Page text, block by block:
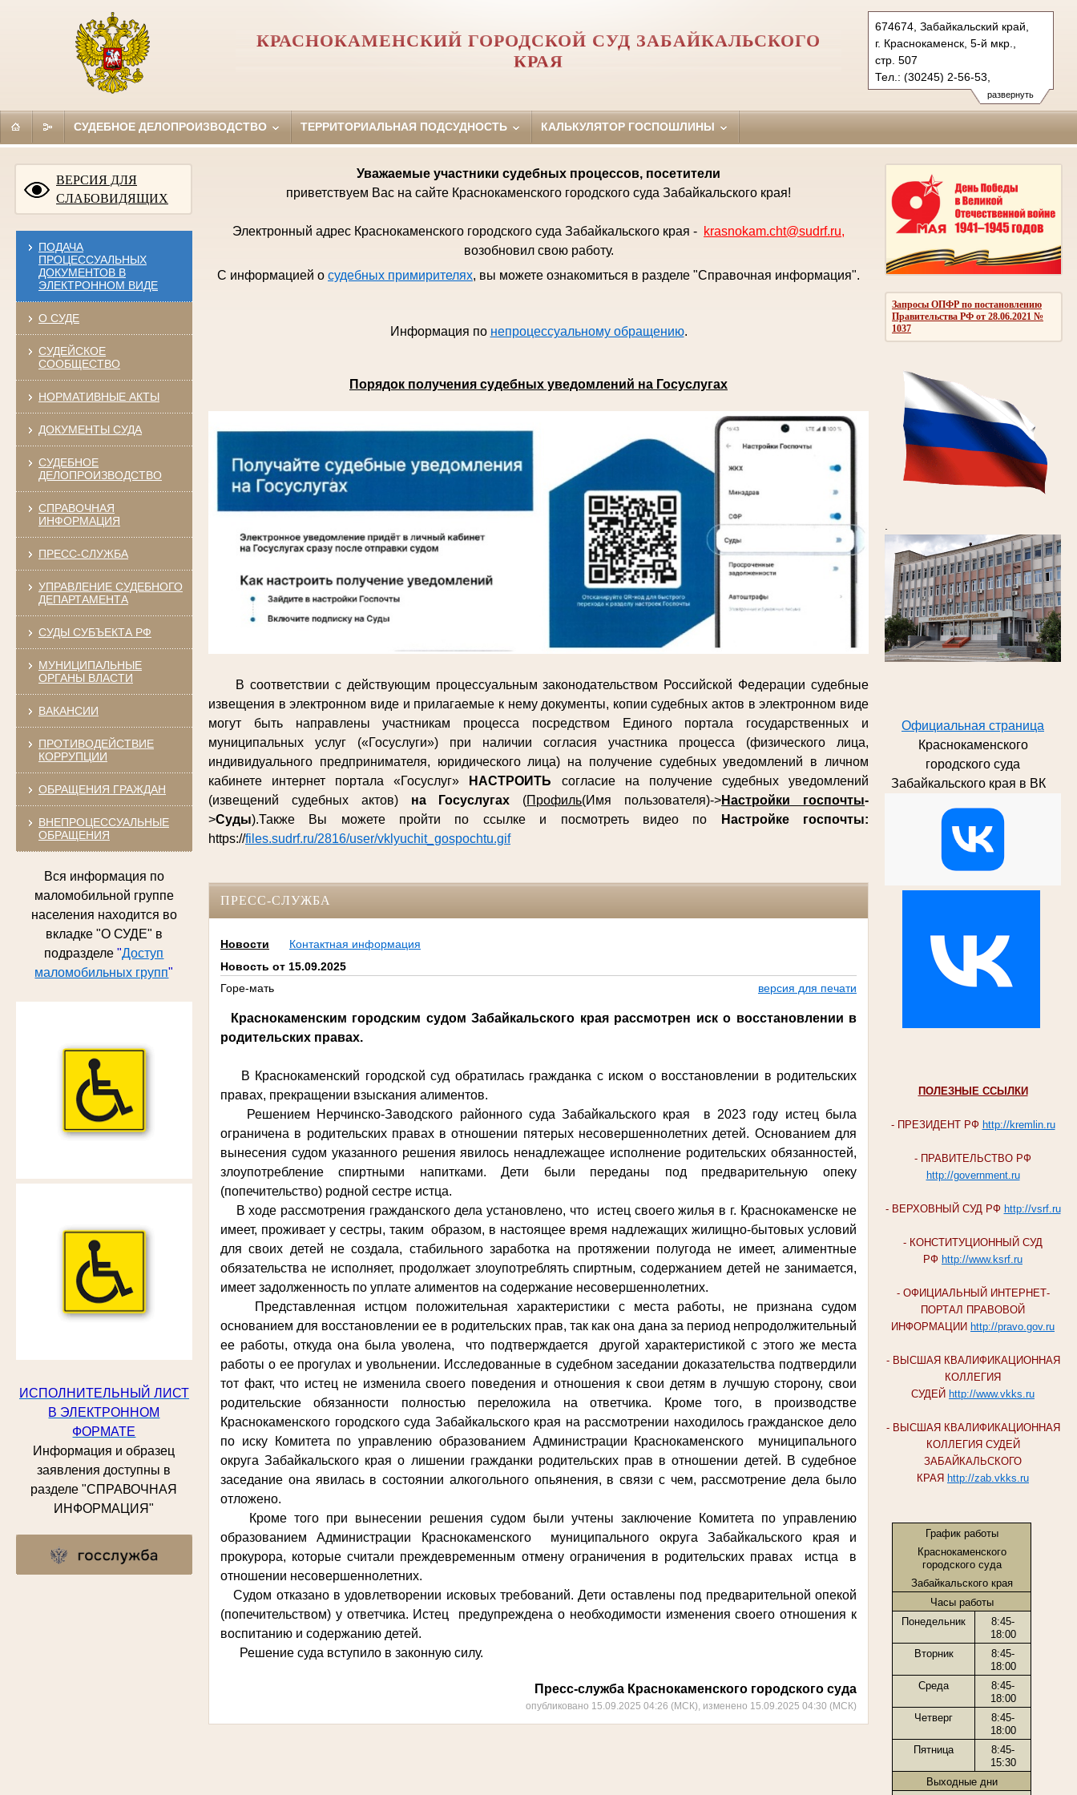
развернуть
674674, Забайкальский край,
г. Краснокаменск, 5-й мкр.,
стр. 507
Тел.: (30245) 2-56-53,
(3022) 23-83-71 (ф.)
krasnokam.cht@sudrf.ru
КРАСНОКАМЕНСКИЙ ГОРОДСКОЙ СУД ЗАБАЙКАЛЬСКОГО
КРАЯ
СУДЕБНОЕ ДЕЛОПРОИЗВОДСТВО ТЕРРИТОРИАЛЬНАЯ ПОДСУДНОСТЬ КАЛЬКУЛЯТОР ГОСПОШЛИНЫ
ВЕРСИЯ ДЛЯ
СЛАБОВИДЯЩИХ
ПОДАЧА
ПРОЦЕССУАЛЬНЫХ
ДОКУМЕНТОВ В
ЭЛЕКТРОННОМ ВИДЕ
О СУДЕ
СУДЕЙСКОЕ
СООБЩЕСТВО
НОРМАТИВНЫЕ АКТЫ
ДОКУМЕНТЫ СУДА
СУДЕБНОЕ
ДЕЛОПРОИЗВОДСТВО
СПРАВОЧНАЯ
ИНФОРМАЦИЯ
ПРЕСС-СЛУЖБА
УПРАВЛЕНИЕ СУДЕБНОГО
ДЕПАРТАМЕНТА
СУДЫ СУБЪЕКТА РФ
МУНИЦИПАЛЬНЫЕ
ОРГАНЫ ВЛАСТИ
ВАКАНСИИ
ПРОТИВОДЕЙСТВИЕ
КОРРУПЦИИ
ОБРАЩЕНИЯ ГРАЖДАН
ВНЕПРОЦЕССУАЛЬНЫЕ
ОБРАЩЕНИЯ
Вся информация по
маломобильной группе
населения находится во
вкладке "О СУДЕ" в
подразделе"Доступ
маломобильных групп"
ИСПОЛНИТЕЛЬНЫЙ ЛИСТ
В ЭЛЕКТРОННОМ
ФОРМАТЕ
Информация и образец
заявления доступны в
разделе "СПРАВОЧНАЯ
ИНФОРМАЦИЯ"
Запросы ОПФР по постановлению
Правительства РФ от 28.06.2021 №
1037
Официальная страница
Краснокаменского
городского суда
Забайкальского края в ВК
ПОЛЕЗНЫЕ ССЫЛКИ
- ПРЕЗИДЕНТ РФ http://kremlin.ru
- ПРАВИТЕЛЬСТВО РФ
http://government.ru
- ВЕРХОВНЫЙ СУД РФ http://vsrf.ru
- КОНСТИТУЦИОННЫЙ СУД
РФ http://www.ksrf.ru
- ОФИЦИАЛЬНЫЙ ИНТЕРНЕТ-
ПОРТАЛ ПРАВОВОЙ
ИНФОРМАЦИИ http://pravo.gov.ru
- ВЫСШАЯ КВАЛИФИКАЦИОННАЯ
КОЛЛЕГИЯ
СУДЕЙ http://www.vkks.ru
- ВЫСШАЯ КВАЛИФИКАЦИОННАЯ
КОЛЛЕГИЯ СУДЕЙ
ЗАБАЙКАЛЬСКОГО
КРАЯ http://zab.vkks.ru
График работы
Краснокаменского
городского суда
Забайкальского края
Часы работы
Понедельник
8:45-
18:00
Вторник
8:45-
18:00
Среда
8:45-
18:00
Четверг
8:45-
18:00
Пятница
8:45-
15:30
Выходные дни
Уважаемые участники судебных процессов, посетители
приветствуем Вас на сайте Краснокаменского городского суда Забайкальского края!
Электронный адрес Краснокаменского городского суда Забайкальского края - krasnokam.cht@sudrf.ru,
возобновил свою работу.
С информацией о судебных примирителях, вы можете ознакомиться в разделе "Справочная информация".
Информация по непроцессуальному обращению.
Порядок получения судебных уведомлений на Госуслугах
В соответствии с действующим процессуальным законодательством Российской Федерации судебные
извещения в электронном виде и прилагаемые к нему документы, копии судебных актов в электронном виде
могут быть направлены участникам процесса посредством Единого портала государственных и
муниципальных услуг («Госуслуги») при наличии согласия участника процесса (физического лица,
индивидуального предпринимателя, юридического лица) на получение судебных уведомлений в личном
кабинете интернет портала «Госуслуг»
НАСТРОИТЬ согласие на получение судебных уведомлений
(извещений судебных актов) на Госуслугах (Профиль(Имя пользователя)->Настройки госпочты-
>Суды).Также Вы можете пройти по ссылке и посмотреть видео по
Настройке госпочты:
https://files.sudrf.ru/2816/user/vklyuchit_gospochtu.gif
ПРЕСС-СЛУЖБА
Новости
Контактная информация
Новость от 15.09.2025
Горе-мать
версия для печати
Краснокаменским городским судом Забайкальского края рассмотрен иск о восстановлении в
родительских правах.
В Краснокаменский городской суд обратилась гражданка с иском о восстановлении в родительских
правах, прекращении взыскания алиментов.
Решением Нерчинско-Заводского районного суда Забайкальского края в 2023 году истец была
ограничена в родительских правах в отношении пятерых несовершеннолетних детей. Основанием для
вынесения судом указанного решения явилось ненадлежащее исполнение родительских обязанностей,
злоупотребление спиртными напитками. Дети были переданы под предварительную опеку
(попечительство) родной сестре истца.
В ходе рассмотрения гражданского дела установлено, что истец своего жилья в г. Краснокаменске не
имеет, проживает у сестры, таким образом, в настоящее время надлежащих жилищно-бытовых условий
для своих детей не создала, стабильного заработка на протяжении полугода не имеет, алиментные
обязательства не исполняет, продолжает злоупотреблять спиртным, содержанием детей не занимается,
имеет задолженность по уплате алиментов на содержание несовершеннолетних.
Представленная истцом положительная характеристики с места работы, не признана судом
основанием для восстановлении ее в родительских прав, так как она дана за период непродолжительный
ее работы, откуда она была уволена, что подтверждается другой характеристикой с этого же места
работы о ее прогулах и увольнении. Исследованные в судебном заседании доказательства подтвердили
тот факт, что истец не изменила своего поведения и отношения к свои детям в лучшую сторону, свои
родительские обязанности полностью переложила на ответчика. Кроме того, в производстве
Краснокаменского городского суда Забайкальского края на рассмотрении находилось гражданское дело
по иску Комитета по управлению образованием Администрации Краснокаменского муниципального
округа Забайкальского края о лишении гражданки родительских прав в отношении детей. В судебное
заседание она явилась в состоянии алкогольного опьянения, в связи с чем, рассмотрение дела было
отложено.
Кроме того при вынесении решения судом были учтены заключение Комитета по управлению
образованием Администрации Краснокаменского муниципального округа Забайкальского края и
прокурора, которые считали преждевременным отмену ограничения в родительских правах истца в
отношении несовершеннолетних.
Судом отказано в удовлетворении исковых требований. Дети оставлены под предварительной опекой
(попечительством) у ответчика. Истец предупреждена о необходимости изменения своего отношения к
воспитанию и содержанию детей.
Решение суда вступило в законную силу.
Пресс-служба Краснокаменского городского суда
опубликовано 15.09.2025 04:26 (МСК), изменено 15.09.2025 04:30 (МСК)